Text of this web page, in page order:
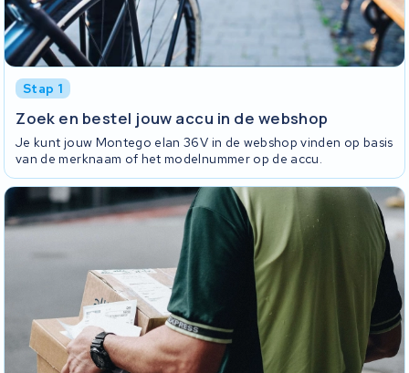
Stap 1
Zoek en bestel jouw accu in de webshop
Je kunt jouw Montego elan 36V in de webshop vinden op basis
van de merknaam of het modelnummer op de accu.